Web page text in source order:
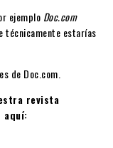
ejemplo Doc.com
técnicamente estarías
de Doc.com.
revista
aquí: